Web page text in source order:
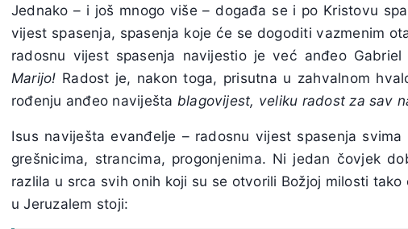
Jednako – i još mnogo više – događa se i po Kristovu
vijest spasenja, spasenja koje će se dogoditi vazmenim
radosnu vijest spasenja navijestio je već anđeo Gabriel
Marijo! Radost je, nakon toga, prisutna u zahvalnom
rođenju anđeo naviješta blagovijest, veliku radost za sav
Isus naviješta evanđelje – radosnu vijest spasenja
grešnicima, strancima, progonjenima. Ni jedan čovjek
razlila u srca svih onih koji su se otvorili Božjoj milosti
u Jeruzalem stoji: